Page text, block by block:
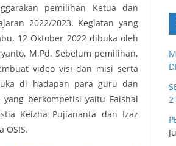
pemilihan Ketua dan
2022/2023. Kegiatan yang
12 Oktober 2022 dibuka oleh
M.Pd. Sebelum pemilihan,
video visi dan misi serta
di hadapan para guru dan
yang berkompetisi yaitu Faishal
Keizha Pujiananta dan Izaz
OSIS.
2